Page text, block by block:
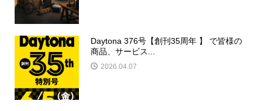
Daytona 376号【創刊35周年 】 で皆様の
商品、サービス...
2026.04.07